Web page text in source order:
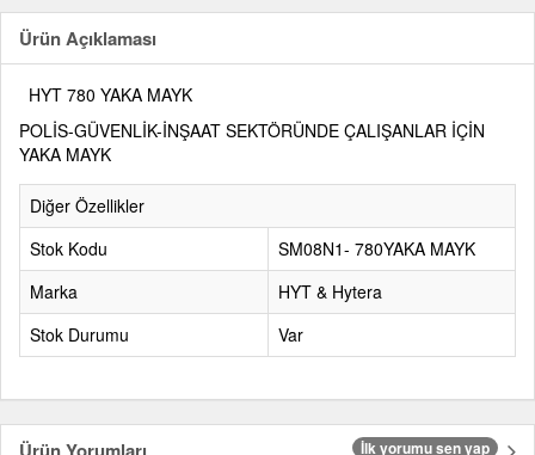
Ürün Açıklaması
HYT 780 YAKA MAYK
POLİS-GÜVENLİK-İNŞAAT SEKTÖRÜNDE ÇALIŞANLAR İÇİN
YAKA MAYK
Diğer Özellikler
Stok Kodu
SM08N1- 780YAKA MAYK
Marka
HYT & Hytera
Stok Durumu
Var
İlk yorumu sen yap